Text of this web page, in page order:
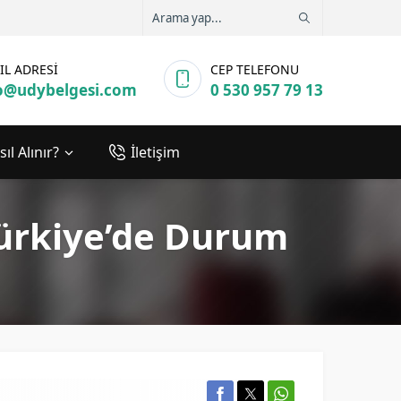
ADRESİ CEP TELEFONU
0 530 957 79 13
Alınır? İletişim
Durum